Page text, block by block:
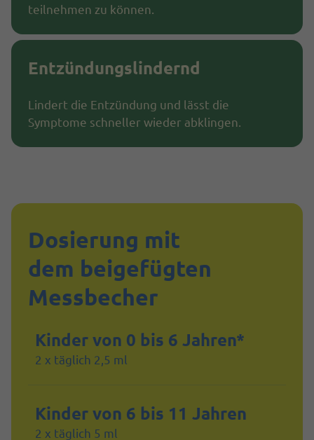
teilnehmen zu können.
Entzündungslindernd
Lindert die Entzündung und lässt die
Symptome schneller wieder abklingen.
Dosierung mit
dem beigefügten
Messbecher
Kinder von 0 bis 6 Jahren*
2 x täglich 2,5 ml
Kinder von 6 bis 11 Jahren
2 x täglich 5 ml